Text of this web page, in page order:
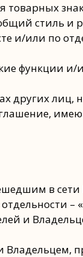
товарных
стиль и
и/или по
функции
других лиц,
в сети
–
и